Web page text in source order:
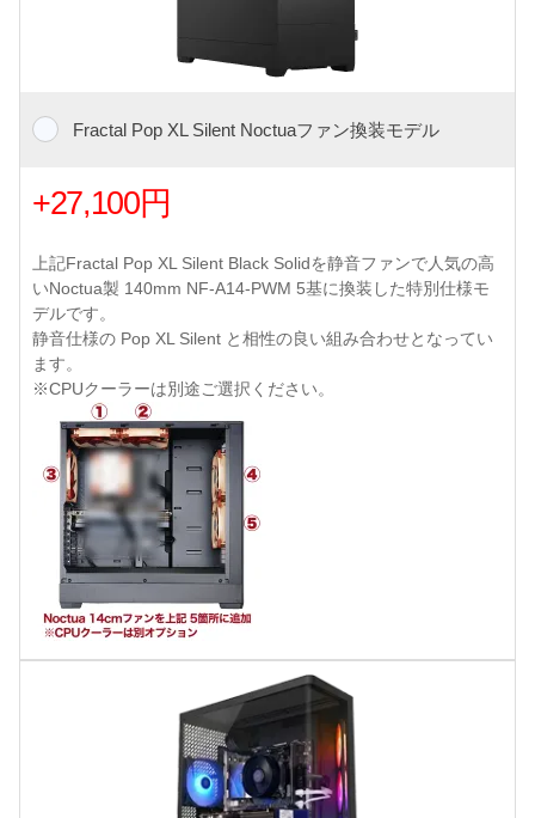
Fractal Pop XL Silent Noctuaファン換装モデル
+27,100円
上記Fractal Pop XL Silent Black Solidを静音ファンで人気の高
いNoctua製 140mm NF-A14-PWM 5基に換装した特別仕様モ
デルです。
静音仕様の Pop XL Silent と相性の良い組み合わせとなってい
ます。
※CPUクーラーは別途ご選択ください。